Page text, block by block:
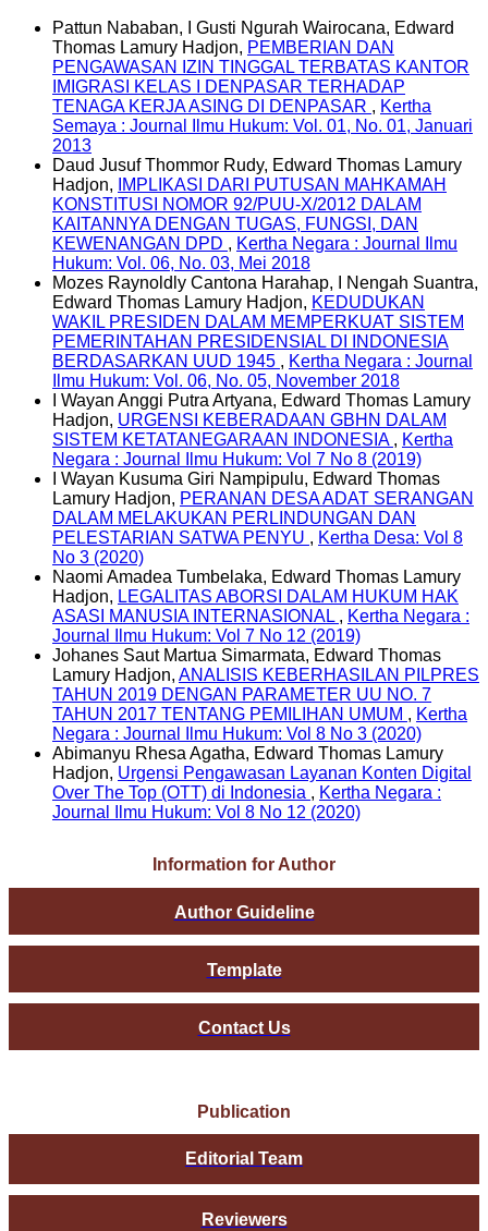
Pattun Nababan, I Gusti Ngurah Wairocana, Edward
Thomas Lamury Hadjon, PEMBERIAN DAN
PENGAWASAN IZIN TINGGAL TERBATAS KANTOR
IMIGRASI KELAS I DENPASAR TERHADAP
TENAGA KERJA ASING DI DENPASAR , Kertha
Semaya : Journal Ilmu Hukum: Vol. 01, No. 01, Januari
2013
Daud Jusuf Thommor Rudy, Edward Thomas Lamury
Hadjon,
IMPLIKASI DARI PUTUSAN MAHKAMAH
KONSTITUSI NOMOR 92/PUU-X/2012 DALAM
KAITANNYA DENGAN TUGAS, FUNGSI, DAN
KEWENANGAN DPD , Kertha Negara : Journal Ilmu
Hukum: Vol. 06, No. 03, Mei 2018
Mozes Raynoldly Cantona Harahap, I Nengah Suantra,
Edward Thomas Lamury Hadjon, KEDUDUKAN
WAKIL PRESIDEN DALAM MEMPERKUAT SISTEM
PEMERINTAHAN PRESIDENSIAL DI INDONESIA
BERDASARKAN UUD 1945 , Kertha Negara : Journal
Ilmu Hukum: Vol. 06, No. 05, November 2018
I Wayan Anggi Putra Artyana, Edward Thomas Lamury
Hadjon, URGENSI KEBERADAAN GBHN DALAM
SISTEM KETATANEGARAAN INDONESIA , Kertha
Negara : Journal Ilmu Hukum: Vol 7 No 8 (2019)
I Wayan Kusuma Giri Nampipulu, Edward Thomas
Lamury Hadjon, PERANAN DESA ADAT SERANGAN
DALAM MELAKUKAN PERLINDUNGAN DAN
PELESTARIAN SATWA PENYU , Kertha Desa: Vol 8
No 3 (2020)
Naomi Amadea Tumbelaka, Edward Thomas Lamury
Hadjon, LEGALITAS ABORSI DALAM HUKUM HAK
ASASI MANUSIA INTERNASIONAL , Kertha Negara :
Journal Ilmu Hukum: Vol 7 No 12 (2019)
Johanes Saut Martua Simarmata, Edward Thomas
Lamury Hadjon, ANALISIS KEBERHASILAN PILPRES
TAHUN 2019 DENGAN PARAMETER UU NO. 7
TAHUN 2017 TENTANG PEMILIHAN UMUM , Kertha
Negara : Journal Ilmu Hukum: Vol 8 No 3 (2020)
Abimanyu Rhesa Agatha, Edward Thomas Lamury
Hadjon, Urgensi Pengawasan Layanan Konten Digital
Over The Top (OTT) di Indonesia , Kertha Negara :
Journal Ilmu Hukum: Vol 8 No 12 (2020)
Information for Author
Author Guideline
Template
Contact Us
Publication
Editorial Team
Reviewers